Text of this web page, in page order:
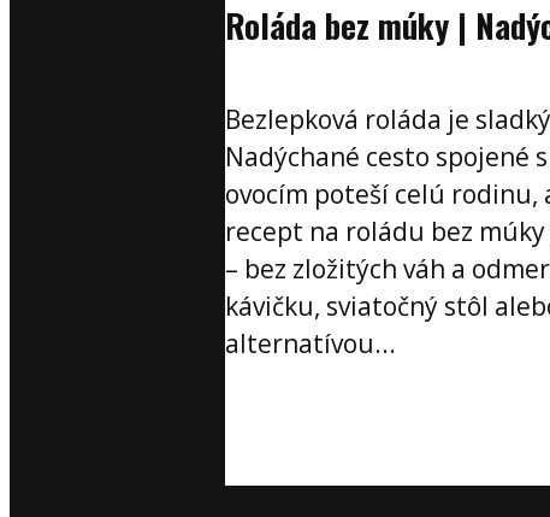
Roláda bez múky |
Bezlepková roláda je
Nadýchané cesto spojené
ovocím poteší celú
recept na roládu bez
– bez zložitých váh a
kávičku, sviatočný stôl
alternatívou...